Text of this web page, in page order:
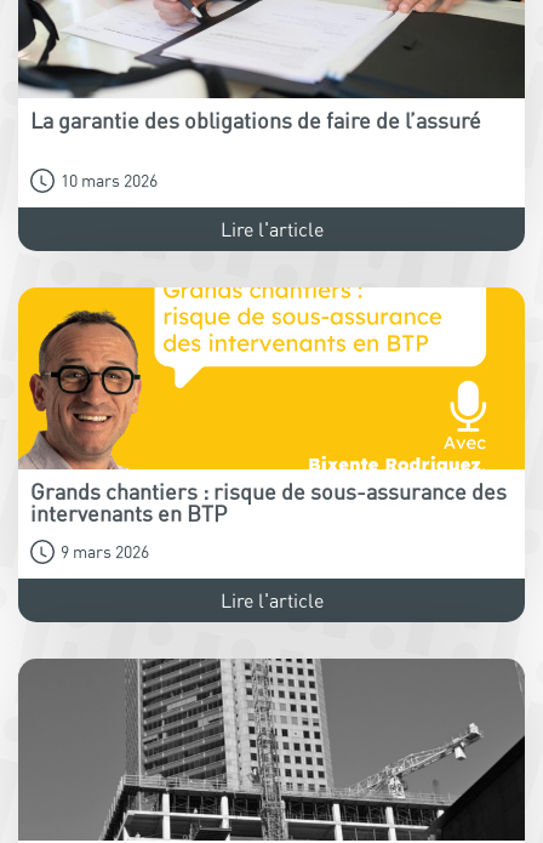
La garantie des obligations de faire de l’assuré
10 mars 2026
Lire l'article
Grands chantiers : risque de sous-assurance des
intervenants en BTP
9 mars 2026
Lire l'article